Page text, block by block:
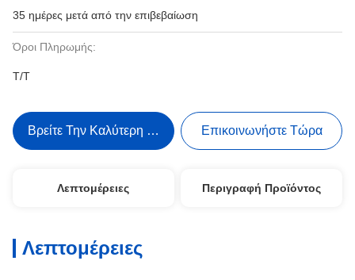
35 ημέρες μετά από την επιβεβαίωση
Όροι Πληρωμής:
T/T
Βρείτε Την Καλύτερη Τιμή Επικοινωνήστε Τώρα
Λεπτομέρειες Περιγραφή Προϊόντος
Λεπτομέρειες